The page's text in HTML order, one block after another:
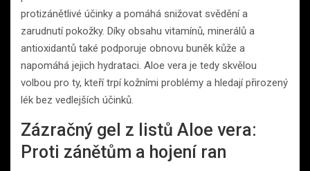
protizánětlivé účinky a pomáhá snižovat svědění a
zarudnutí pokožky. Díky obsahu vitamínů, minerálů a
antioxidantů také podporuje obnovu buněk kůže a
napomáhá jejich hydrataci. Aloe vera je tedy skvělou
volbou pro ty, kteří trpí kožními problémy a hledají přirozený
lék bez vedlejších účinků.
Zázračný gel z listů Aloe vera:
Proti zánětům a hojení ran